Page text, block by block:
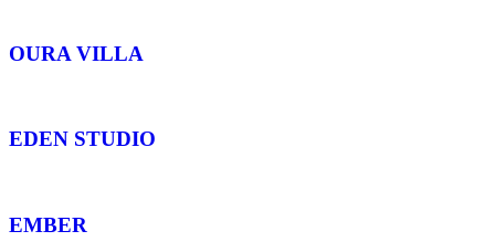
OURA VILLA
EDEN STUDIO
EMBER